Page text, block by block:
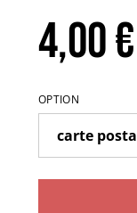
4,00 €
OPTION